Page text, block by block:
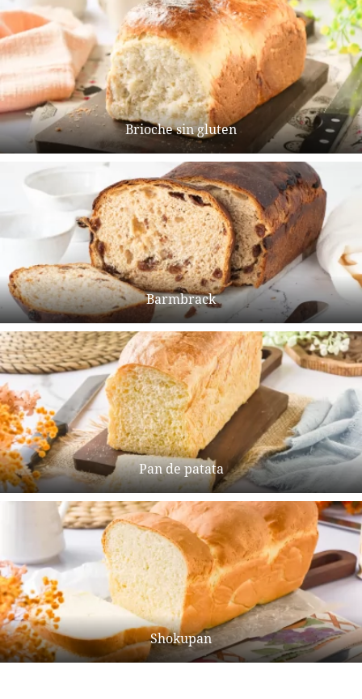
Brioche sin gluten
Barmbrack
Pan de patata
Shokupan